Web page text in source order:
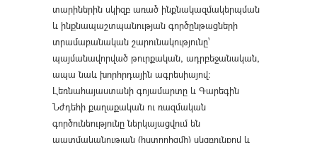
տարիներին սկիզբ առած ինքնակազմակերպման
և ինքնապաշտպանության գործընթացների
տրամաբանական շարունակությունը՝
պայմանավորված թուրքական, ադրբեջանական,
ապա նաև խորհրդային ագրեսիայով։
Լեռնահայաստանի գոյամարտը և Գարեգին
Նժդեհի քաղաքական ու ռազմական
գործունեությունը ներկայացվում են
պատմականության (իստորիզմի) սկզբունքով և